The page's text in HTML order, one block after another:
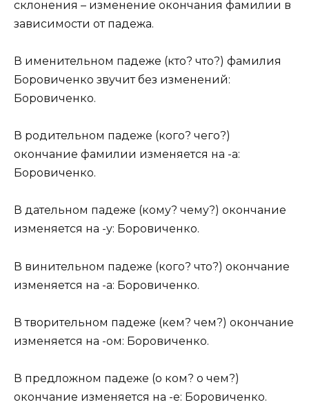
склонения – изменение окончания фамилии в
зависимости от падежа.
В именительном падеже (кто? что?) фамилия
Боровиченко звучит без изменений:
Боровиченко.
В родительном падеже (кого? чего?)
окончание фамилии изменяется на -а:
Боровиченко.
В дательном падеже (кому? чему?) окончание
изменяется на -у: Боровиченко.
В винительном падеже (кого? что?) окончание
изменяется на -а: Боровиченко.
В творительном падеже (кем? чем?) окончание
изменяется на -ом: Боровиченко.
В предложном падеже (о ком? о чем?)
окончание изменяется на -е: Боровиченко.